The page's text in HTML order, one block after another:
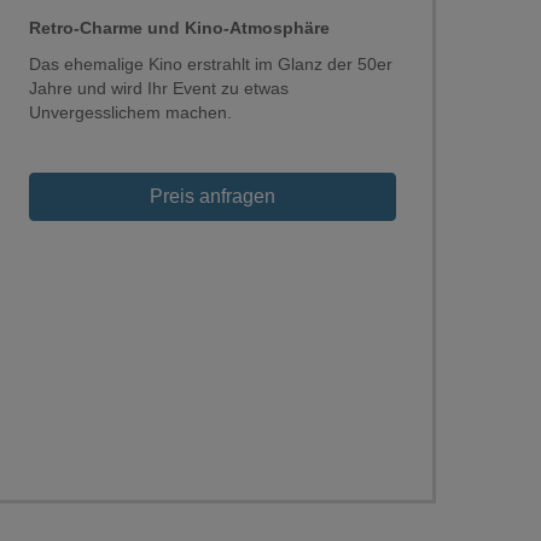
Retro-Charme und Kino-Atmosphäre
Das ehemalige Kino erstrahlt im Glanz der 50er
Jahre und wird Ihr Event zu etwas
Unvergesslichem machen.
Preis anfragen